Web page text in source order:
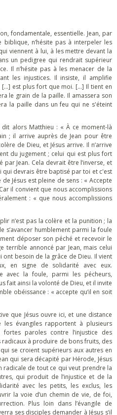
fondamentale, essentielle. Jean, par
n’hésite pas à interpeler les
viennent à lui, à les mettre devant la
un pedigree qui rendrait supérieur
Il n’hésite pas à les menacer de la
les injustices. Il insiste, il amplifie
[…] est plus fort que moi. […] Il tient en
le grain de la paille. Il amassera son
la paille dans un feu qui ne s'éteint
alors Matthieu : « À ce moment-là
; il arrive auprès de Jean pour être
de Dieu, et Jésus arrive. Il n’arrive
du jugement ; celui qui est plus fort
par Jean. Cela devrait être l’inverse, et
qui devrais être baptisé par toi et c'est
Jésus est pleine de sens : « Accepte
il convient que nous accomplissions
: « que nous accomplissions
n’est pas la colère et la punition ; la
s’avancer humblement parmi la foule
déposer son péché et recevoir le
terrible annoncé par Jean, mais celui
besoin de la grâce de Dieu. Il vient
en signe de solidarité avec eux.
avec la foule, parmi les pécheurs,
fait ainsi la volonté de Dieu, et il invite
obéissance : « accepte qu’il en soit
que Jésus ouvre ici, et une distance
évangiles rapportent à plusieurs
paroles contre l’injustice des
à produire de bons fruits, des
se croient supérieurs aux autres en
qui sera décapité par Hérode, Jésus
radicale de tout ce qui veut prendre la
qui produit de l’injustice et de la
avec les petits, les exclus, les
la voie d’un chemin de vie, de foi,
Plus loin dans l’évangile de
ses disciples demander à Jésus s’il